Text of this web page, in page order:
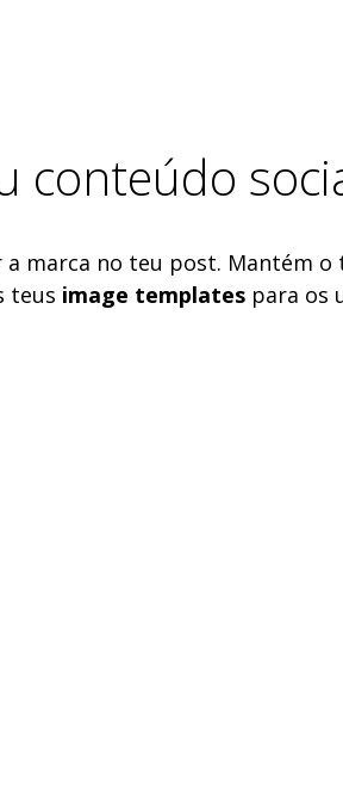
conteúdo
marca no teu post.
teus image templates para os